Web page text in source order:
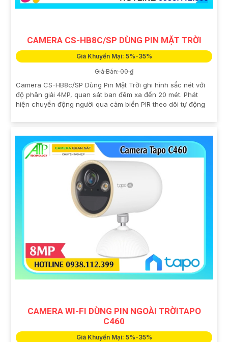
CAMERA CS-HB8C/SP DÙNG PIN MẶT TRỜI
Giá Khuyến Mại: 5%-35%
Giá Bán: 00 ₫
Camera CS-HB8c/SP Dùng Pin Mặt Trời ghi hình sắc nét với
độ phân giải 4MP, quan sát ban đêm xa đến 20 mét. Phát
hiện chuyển động người qua cảm biến PIR theo dõi tự động
CAMERA WI-FI DÙNG PIN NGOÀI TRỜITAPO
C460
Giá Khuyến Mại: 5%-35%